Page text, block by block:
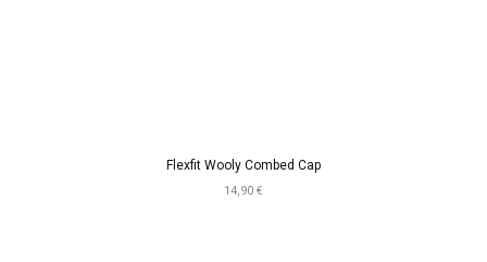
Flexfit Wooly Combed Cap
14,90 €